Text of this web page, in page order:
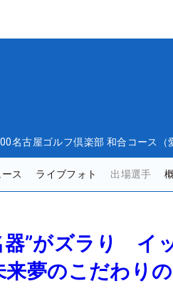
名古屋ゴルフ倶楽部 和合コース（
ス ライブフォト 出場選手
器”がズラり イ
夢のこだわり